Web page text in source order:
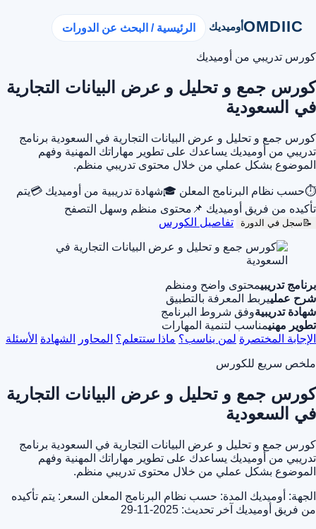
OMDIICأوميديك الرئيسية / البحث عن الدورات
كورس تدريبي من أوميديك
كورس جمع و تحليل و عرض البيانات التجارية
في السعودية
كورس جمع و تحليل و عرض البيانات التجارية في السعودية برنامج
تدريبي من أوميديك يساعدك على تطوير مهاراتك المهنية وفهم
الموضوع بشكل عملي من خلال محتوى تدريبي منظم.
⏱حسب نظام البرنامج المعلن 🎓شهادة تدريبية من أوميديك 💳يتم
تأكيده من فريق أوميديك 📌 محتوى منظم وسهل التصفح
📝 سجل في الدورة تفاصيل الكورس
برنامج تدريبيمحتوى واضح ومنظم
شرح عملييربط المعرفة بالتطبيق
شهادة تدريبيةوفق شروط البرنامج
تطوير مهنيمناسب لتنمية المهارات
الإجابة المختصرة لمن يناسب؟ ماذا ستتعلم؟ المحاور الشهادة الأسئلة
ملخص سريع للكورس
كورس جمع و تحليل و عرض البيانات التجارية
في السعودية
كورس جمع و تحليل و عرض البيانات التجارية في السعودية برنامج
تدريبي من أوميديك يساعدك على تطوير مهاراتك المهنية وفهم
الموضوع بشكل عملي من خلال محتوى تدريبي منظم.
الجهة: أوميديك المدة: حسب نظام البرنامج المعلن السعر: يتم تأكيده
من فريق أوميديك آخر تحديث: 2025-11-29